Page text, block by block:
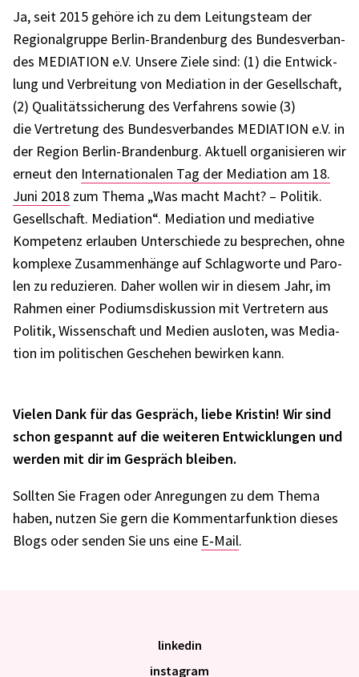
Ja, seit 2015 gehöre ich zu dem Leitungs­team der
Regio­nal­gruppe Berlin-Bran­den­burg des Bundes­ver­ban­
des MEDIA­TION e.V. Unsere Ziele sind: (1) die Entwick­
lung und Verbrei­tung von Media­tion in der Gesell­schaft,
(2) Quali­täts­si­che­rung des Verfah­rens sowie (3)
die Vertre­tung des Bundes­ver­ban­des MEDIA­TION e.V. in
der Region Berlin-Bran­den­burg. Aktu­ell orga­ni­sie­ren wir
erneut den Inter­na­tio­na­len Tag der Media­tion am 18.
Juni 2018 zum Thema „Was macht Macht? – Poli­tik.
Gesell­schaft. Media­tion“. Media­tion und media­tive
Kompe­tenz erlau­ben Unter­schiede zu bespre­chen, ohne
komplexe Zusam­men­hänge auf Schlag­worte und Paro­
len zu redu­zie­ren. Daher wollen wir in diesem Jahr, im
Rahmen einer Podi­ums­dis­kus­sion mit Vertre­tern aus
Poli­tik, Wissen­schaft und Medien auslo­ten, was Media­
tion im poli­ti­schen Gesche­hen bewir­ken kann.
Vielen Dank für das Gespräch, liebe Kris­tin! Wir sind
schon gespannt auf die weite­ren Entwick­lun­gen und
werden mit dir im Gespräch blei­ben.
Soll­ten Sie Fragen oder Anre­gun­gen zu dem Thema
haben, nutzen Sie gern die Kommen­tar­funk­tion dieses
Blogs oder senden Sie uns eine E‑Mail.
linkedin
instagram